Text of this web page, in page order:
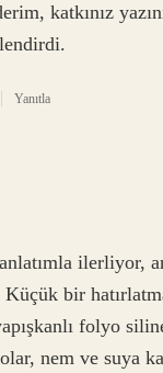
katkınız
Yanıtla
ilerliyor,
Küçük bir
folyo
nem ve suya